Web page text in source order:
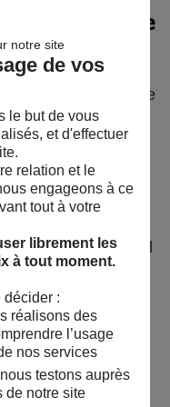
assurance
véhicule mentionne
sur
de savoir qui
conduisent le
carte grise
des contrats
principal
conjoint, enfant,
voitureregardez
de votre contrat
conducteurs
notre site
de vos
le but de vous
et d'effectuer
relation et le
engageons à ce
tout à votre
librement les
à tout moment.
décider :
réalisons des
l’usage
nos services
testons auprès
de notre site